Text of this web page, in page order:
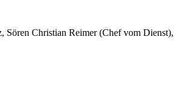
Sören Christian Reimer (Chef vom Dienst),